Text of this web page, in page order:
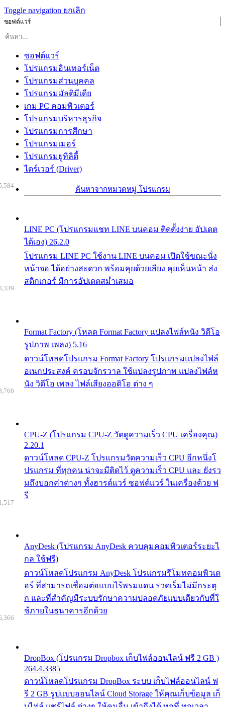
Toggle navigation ยกเลิก
ซอฟต์แวร์
ซอฟต์แวร์
โปรแกรมอินเทอร์เน็ต
โปรแกรมส่วนบุคคล
โปรแกรมมัลติมีเดีย
เกม PC คอมพิวเตอร์
โปรแกรมบริหารธุรกิจ
โปรแกรมการศึกษา
โปรแกรมเมอร์
โปรแกรมยูทิลิตี้
ไดร์เวอร์ (Driver)
ค้นหาจากหมวดหมู่ โปรแกรม
LINE PC (โปรแกรมแชท LINE บนคอม ติดตั้งง่าย อัปเดต
ได้เอง) 26.2.0
โปรแกรม LINE PC ใช้งาน LINE บนคอม เปิดใช้ขณะนั่ง
หน้าจอ ได้อย่างสะดวก พร้อมคุยด้วยเสียง คุยเห็นหน้า ส่ง
สติกเกอร์ มีการอัปเดตสม่ำเสมอ
Format Factory (โหลด Format Factory แปลงไฟล์หนัง วิดีโอ
รูปภาพ เพลง) 5.16
ดาวน์โหลดโปรแกรม Format Factory โปรแกรมแปลงไฟล์
อเนกประสงค์ ครอบจักรวาล ใช้แปลงรูปภาพ แปลงไฟล์ห
นัง วิดีโอ เพลง ไฟล์เสียงออดิโอ ต่าง ๆ
CPU-Z (โปรแกรม CPU-Z วัดดูความเร็ว CPU เครื่องคุณ)
2.20.1
ดาวน์โหลด CPU-Z โปรแกรมวัดความเร็ว CPU อีกหนึ่งโ
ปรแกรม ที่ทุกคน น่าจะมีติดไว้ ดูความเร็ว CPU และ ยังรว
มถึงบอกค่าต่างๆ ทั้งฮารด์แวร์ ซอฟต์แวร์ ในเครื่องด้วย ฟ
รี
AnyDesk (โปรแกรม AnyDesk ควบคุมคอมพิวเตอร์ระยะไ
กล ใช้ฟรี)
ดาวน์โหลดโปรแกรม AnyDesk โปรแกรมรีโมทคอมพิวเต
อร์ ที่สามารถเชื่อมต่อแบบไร้พรมแดน รวดเร็มไม่มีกระตุ
ก และที่สำคัญมีระบบรักษาความปลอดภัยแบบเดียวกับที่ใ
ช้ภายในธนาคารอีกด้วย
DropBox (โปรแกรม Dropbox เก็บไฟล์ออนไลน์ ฟรี 2 GB )
264.4.3385
ดาวน์โหลดโปรแกรม DropBox ระบบ เก็บไฟล์ออนไลน์ ฟ
รี 2 GB รูปแบบออนไลน์ Cloud Storage ให้คุณเก็บข้อมูล เก็